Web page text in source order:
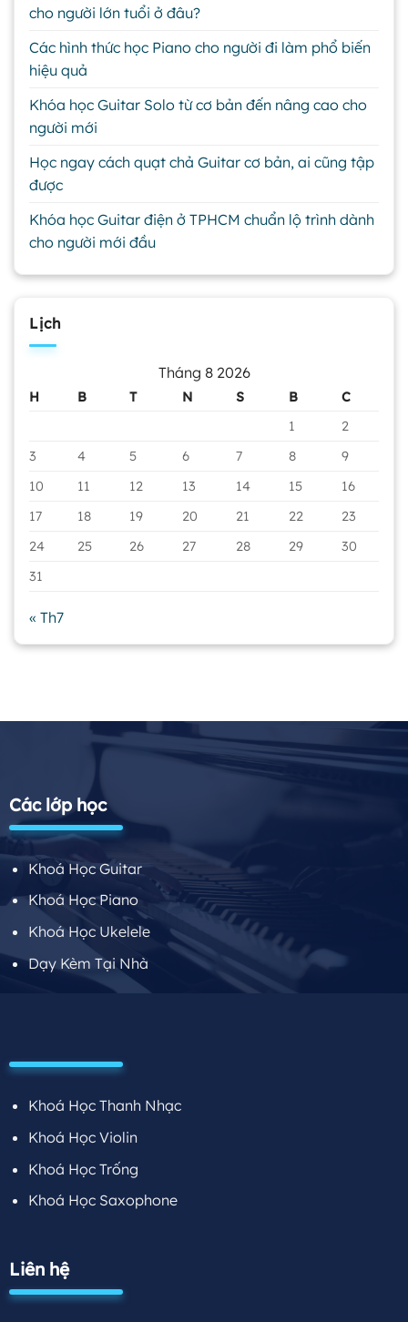
cho người lớn tuổi ở đâu?
Các hình thức học Piano cho người đi làm phổ biến
hiệu quả
Khóa học Guitar Solo từ cơ bản đến nâng cao cho
người mới
Học ngay cách quạt chả Guitar cơ bản, ai cũng tập
được
Khóa học Guitar điện ở TPHCM chuẩn lộ trình dành
cho người mới đầu
Lịch
Tháng 8 2026
H B T N S B
C
1
2
3
4 5 6 7 8
9
10
11 12 13 14 15
16
17
18 19 20 21 22
23
24
25 26 27 28 29
30
31
« Th7
Các lớp học
Khoá Học Guitar
Khoá Học Piano
Khoá Học Ukelele
Dạy Kèm Tại Nhà
Khoá Học Thanh Nhạc
Khoá Học Violin
Khoá Học Trống
Khoá Học Saxophone
Liên hệ